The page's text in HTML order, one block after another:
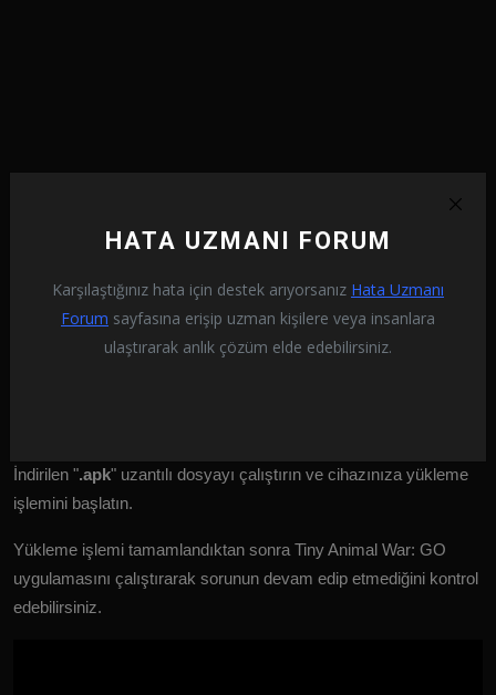
HATA UZMANI FORUM
Karşılaştığınız hata için destek arıyorsanız Hata Uzmanı
Forum sayfasına erişip uzman kişilere veya insanlara
ulaştırarak anlık çözüm elde edebilirsiniz.
İndirilen ".apk" uzantılı dosyayı çalıştırın ve cihazınıza yükleme
işlemini başlatın.
Yükleme işlemi tamamlandıktan sonra Tiny Animal War: GO
uygulamasını çalıştırarak sorunun devam edip etmediğini kontrol
edebilirsiniz.